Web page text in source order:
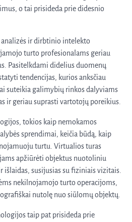
o tai prisideda prie didesnio
ir dirbtinio intelekto
turto profesionalams geriau
Pasitelkdami didelius duomenų
tendencijas, kurios anksčiau
suteikia galimybių rinkos dalyviams
ir geriau suprasti vartotojų poreikius.
tokios kaip nemokamos
sprendimai, keičia būdą, kaip
turtu. Virtualios turas
apžiūrėti objektus nuotoliniu
išlaidas, susijusias su fiziniais vizitais.
nekilnojamojo turto operacijoms,
nutolę nuo siūlomų objektų.
taip pat prisideda prie